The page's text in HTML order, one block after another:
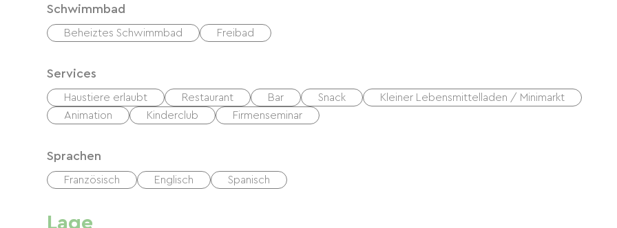
Schwimmbad
Beheiztes Schwimmbad Freibad
Services
Haustiere erlaubt Restaurant Bar Snack
Kleiner Lebensmittelladen / Minimarkt
Animation
Kinderclub Firmenseminar
Sprachen
Französisch Englisch Spanisch
Lage